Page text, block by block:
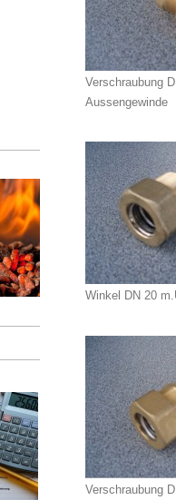
Verschraubung
Aussengewinde
Winkel DN 20
Verschraubung